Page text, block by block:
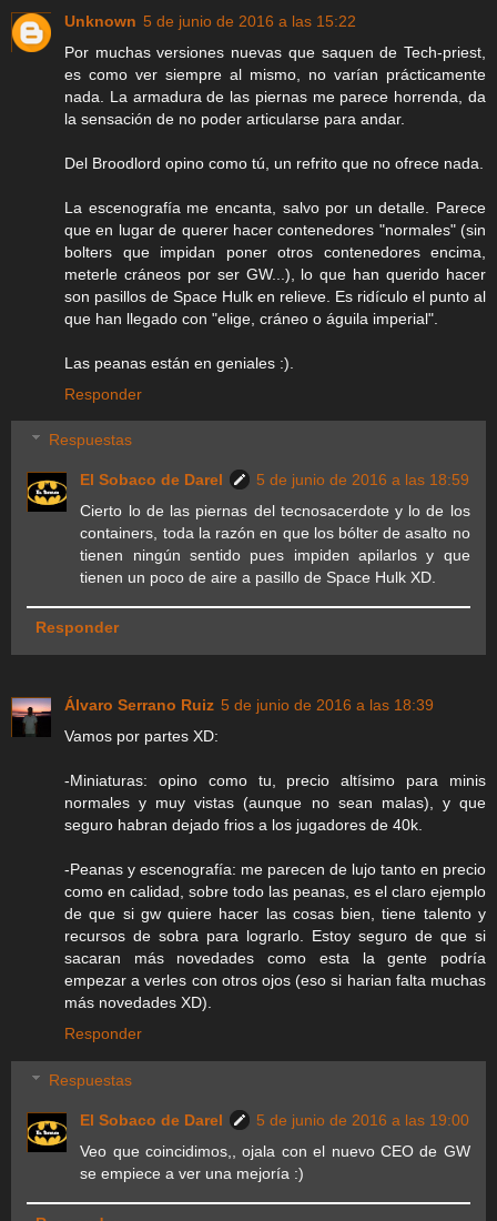
Unknown 5 de junio de 2016 a las 15:22
Por muchas versiones nuevas que saquen de Tech-priest,
es como ver siempre al mismo, no varían prácticamente
nada. La armadura de las piernas me parece horrenda, da
la sensación de no poder articularse para andar.
Del Broodlord opino como tú, un refrito que no ofrece nada.
La escenografía me encanta, salvo por un detalle. Parece
que en lugar de querer hacer contenedores "normales" (sin
bolters que impidan poner otros contenedores encima,
meterle cráneos por ser GW...), lo que han querido hacer
son pasillos de Space Hulk en relieve. Es ridículo el punto al
que han llegado con "elige, cráneo o águila imperial".
Las peanas están en geniales :).
Responder
Respuestas
El Sobaco de Darel
5 de junio de 2016 a las 18:59
Cierto lo de las piernas del tecnosacerdote y lo de los
containers, toda la razón en que los bólter de asalto no
tienen ningún sentido pues impiden apilarlos y que
tienen un poco de aire a pasillo de Space Hulk XD.
Responder
Álvaro Serrano Ruiz 5 de junio de 2016 a las 18:39
Vamos por partes XD:
-Miniaturas: opino como tu, precio altísimo para minis
normales y muy vistas (aunque no sean malas), y que
seguro habran dejado frios a los jugadores de 40k.
-Peanas y escenografía: me parecen de lujo tanto en precio
como en calidad, sobre todo las peanas, es el claro ejemplo
de que si gw quiere hacer las cosas bien, tiene talento y
recursos de sobra para lograrlo. Estoy seguro de que si
sacaran más novedades como esta la gente podría
empezar a verles con otros ojos (eso si harian falta muchas
más novedades XD).
Responder
Respuestas
El Sobaco de Darel
5 de junio de 2016 a las 19:00
Veo que coincidimos,, ojala con el nuevo CEO de GW
se empiece a ver una mejoría :)